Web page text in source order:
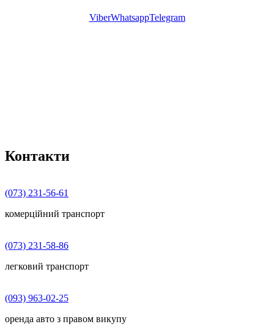
ViberWhatsappTelegram
Контакти
(073) 231-56-61
комерційний транспорт
(073) 231-58-86
легковий транспорт
(093) 963-02-25
оренда авто з правом викупу